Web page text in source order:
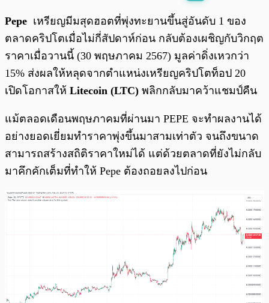
พร้อมเล่น 0:00
Pepe เหรียญมีมสุดฮอตที่พุ่งทะยานขึ้นสู่อันดับ 1 ของ
ตลาดคริปโตเมื่อไม่กี่สัปดาห์ก่อน กลับต้องเผชิญกับวิกฤต
ราคาเมื่อวานนี้ (30 พฤษภาคม 2567) มูลค่าดิ่งเหวกว่า
15% ส่งผลให้หลุดจากตำแหน่งเหรียญคริปโตท็อป 20
เปิดโอกาสให้ Litecoin (LTC) พลิกกลับมาคว้าแชมป์คืน
แม้ตลอดเดือนพฤษภาคมที่ผ่านมา PEPE จะทำผลงานได้
อย่างยอดเยี่ยมทำราคาพุ่งขึ้นมาสามเท่าตัว จนถึงขนาด
สามารถสร้างสถิติราคาใหม่ได้ แต่ด้วยตลาดที่ยังไม่กลับ
มาคึกคักเต็มที่ทำให้ Pepe ต้องถอยลงไปก่อน